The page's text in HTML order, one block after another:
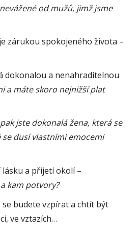
od mužů, jimž jsme
zárukou spokojeného života –
dokonalou a nenahraditelnou
a máte skoro nejnižší plat
jste dokonalá žena, která se
dusí vlastními emocemi
a přijetí okolí –
kam potvory?
budete vzpírat a chtít být
ve vztazích…